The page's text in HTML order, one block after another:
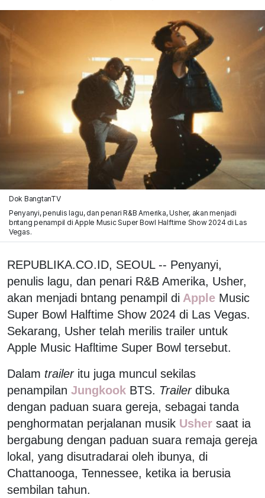
Dok BangtanTV
Penyanyi, penulis lagu, dan penari R&B Amerika, Usher, akan menjadi
bntang penampil di Apple Music Super Bowl Halftime Show 2024 di Las
Vegas.
REPUBLIKA.CO.ID, SEOUL -- Penyanyi,
penulis lagu, dan penari R&B Amerika, Usher,
akan menjadi bntang penampil di Apple Music
Super Bowl Halftime Show 2024 di Las Vegas.
Sekarang, Usher telah merilis trailer untuk
Apple Music Hafltime Super Bowl tersebut.
Dalam traileritu juga muncul sekilas
penampilan Jungkook BTS. Trailerdibuka
dengan paduan suara gereja, sebagai tanda
penghormatan perjalanan musik Usher saat ia
bergabung dengan paduan suara remaja gereja
lokal, yang disutradarai oleh ibunya, di
Chattanooga, Tennessee, ketika ia berusia
sembilan tahun.